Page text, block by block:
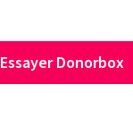
Essayer Donorbox